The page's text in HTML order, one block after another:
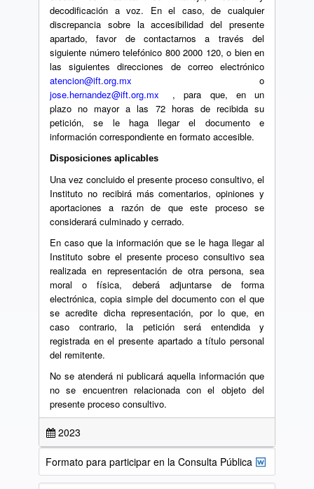
decodificación a voz. En el caso, de cualquier
discrepancia sobre la accesibilidad del presente
apartado, favor de contactarnos a través del
siguiente número telefónico 800 2000 120, o bien en
las siguientes direcciones de correo electrónico
atencion@ift.org.mx
o
jose.hernandez@ift.org.mx
, para que, en un
plazo no mayor a las 72 horas de recibida su
petición, se le haga llegar el documento e
información correspondiente en formato accesible.
Disposiciones aplicables
Una vez concluido el presente proceso consultivo, el
Instituto no recibirá más comentarios, opiniones y
aportaciones a razón de que este proceso se
considerará culminado y cerrado.
En caso que la información que se le haga llegar al
Instituto sobre el presente proceso consultivo sea
realizada en representación de otra persona, sea
moral o física, deberá adjuntarse de forma
electrónica, copia simple del documento con el que
se acredite dicha representación, por lo que, en
caso contrario, la petición será entendida y
registrada en el presente apartado a título personal
del remitente.
No se atenderá ni publicará aquella información que
no se encuentren relacionada con el objeto del
presente proceso consultivo.
2023
Formato para participar en la Consulta Pública